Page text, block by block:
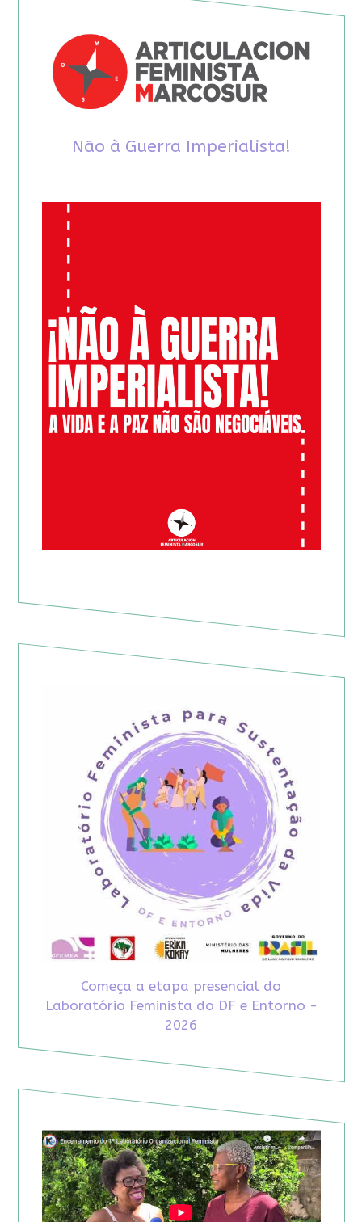
Não à Guerra Imperialista!
Começa a etapa presencial do
Laboratório Feminista do DF e Entorno -
2026